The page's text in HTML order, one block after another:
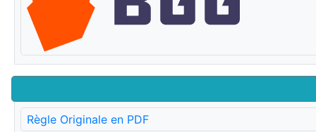
Règle Originale en PDF